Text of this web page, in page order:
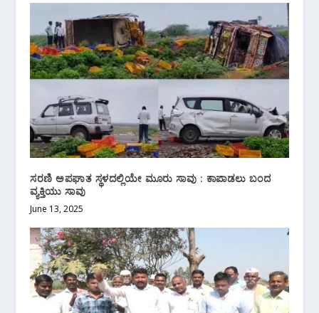
ಸರಣಿ ಅಪಘಾತ ಸ್ಥಳದಲ್ಲಿಯೇ ಮೂರು ಸಾವು : ಕಾಪಾಡಲು ಬಂದ
ವ್ಯಕ್ತಿಯು ಸಾವು
June 13, 2025